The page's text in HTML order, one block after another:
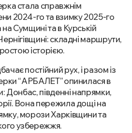
стала справжнім
2024-го та взимку 2025-го
Сумщині та в Курській
складні маршрути,
історією.
постійний рух, і разом із
“АРБАЛЕТ” опинилася в
Донбас, південні напрямки,
Вона пережила дощі на
морози Харківщини та
узбережжя.